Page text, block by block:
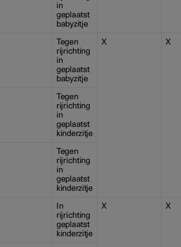
in
geplaatst
babyzitje
Tegen
rijrichting
in
geplaatst
babyzitje
X X
Tegen
rijrichting
in
geplaatst
kinderzitje
Tegen
rijrichting
in
geplaatst
kinderzitje
In
rijrichting
geplaatst
kinderzitje
X X